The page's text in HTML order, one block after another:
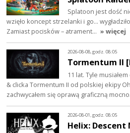
Splatoon jest dość
wzięło koncept strzelanki i go…
Zamiast pocisków – atrament… » więcej
2026-08-08, godz. 08:05
Tormentum II
11 lat. Tyle
& clicka Tormentum II od polskiej ekipy
zachwycałem się oprawą graficzną
2026-08-01, godz. 08:05
Helix: Descent